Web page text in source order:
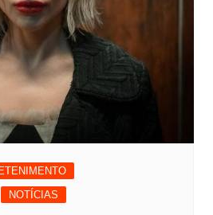
NOTÍCIAS